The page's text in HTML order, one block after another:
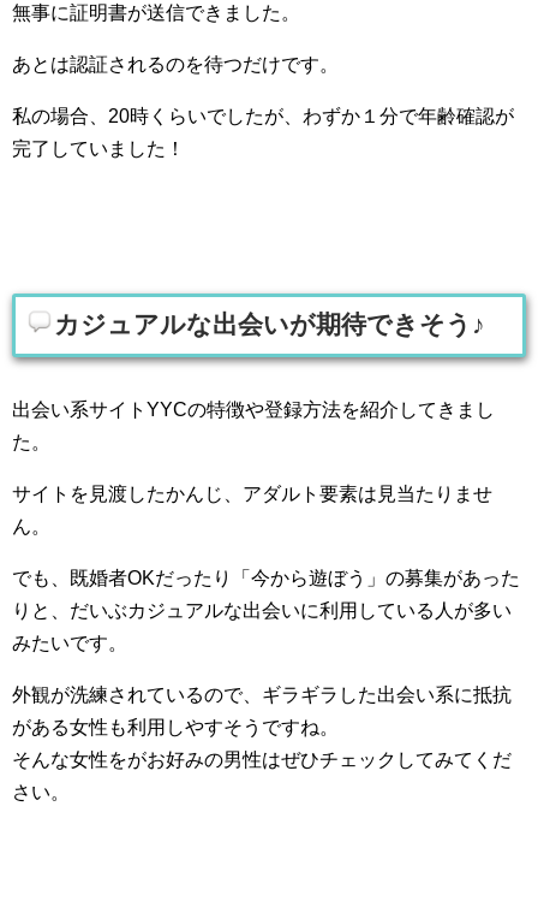
無事に証明書が送信できました。
あとは認証されるのを待つだけです。
私の場合、20時くらいでしたが、わずか１分で年齢確認が
完了していました！
カジュアルな出会いが期待できそう♪
出会い系サイトYYCの特徴や登録方法を紹介してきまし
た。
サイトを見渡したかんじ、アダルト要素は見当たりませ
ん。
でも、既婚者OKだったり「今から遊ぼう」の募集があった
りと、だいぶカジュアルな出会いに利用している人が多い
みたいです。
外観が洗練されているので、ギラギラした出会い系に抵抗
がある女性も利用しやすそうですね。
そんな女性をがお好みの男性はぜひチェックしてみてくだ
さい。